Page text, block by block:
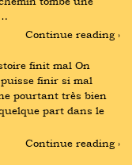
Continue reading ›
finit mal On
finir si mal
pourtant très bien
part dans le
Continue reading ›